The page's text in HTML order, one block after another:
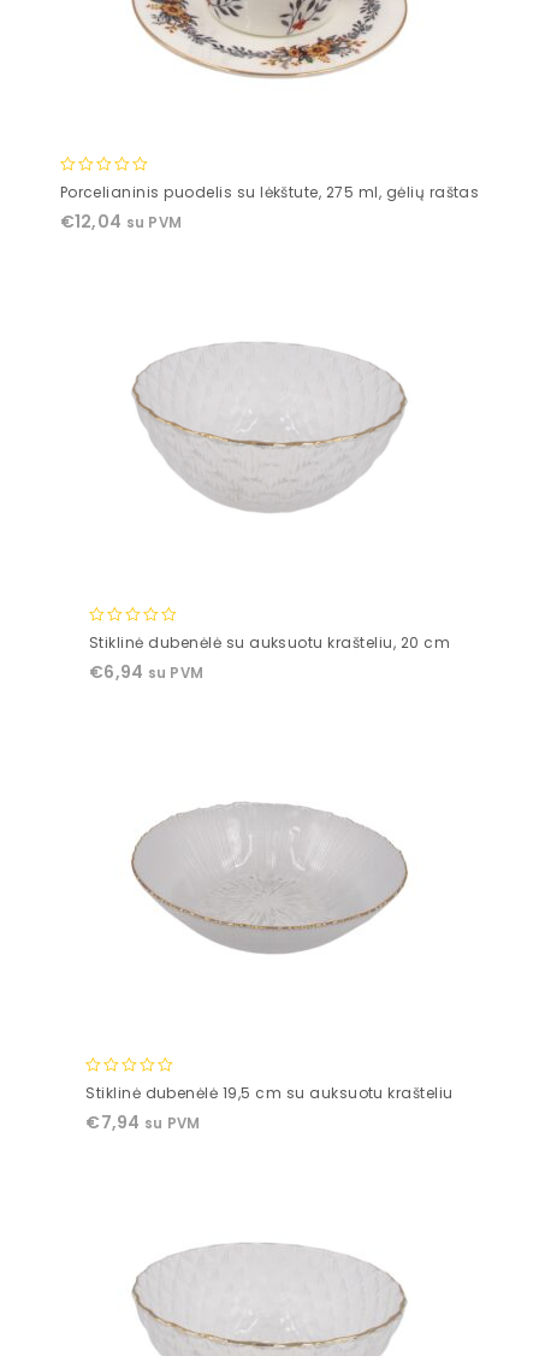
0
of
Porcelianinis puodelis su lėkštute, 275 ml, gėlių raštas
€12,04 su PVM
0
of
Stiklinė dubenėlė su auksuotu krašteliu, 20 cm
€6,94 su PVM
0
of
Stiklinė dubenėlė 19,5 cm su auksuotu krašteliu
€7,94 su PVM